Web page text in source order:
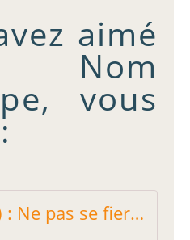
aimé
vous
Jtépadi (Paris 2) : Ne pas se fier au nom - Restos sur le Grill - Blog critique des restaurants de Paris indépendant !